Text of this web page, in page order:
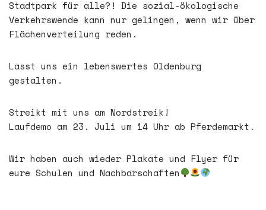
Stadtpark für alle?! Die sozial-ökologische
Verkehrswende kann nur gelingen, wenn wir über
Flächenverteilung reden.
Lasst uns ein lebenswertes Oldenburg
gestalten.
Streikt mit uns am Nordstreik!
Laufdemo am 23. Juli um 14 Uhr ab Pferdemarkt.
Wir haben auch wieder Plakate und Flyer für
eure Schulen und Nachbarschaften